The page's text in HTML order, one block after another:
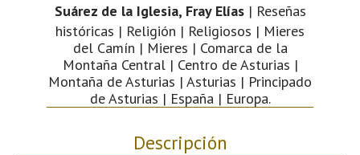
Suárez de la Iglesia, Fray Elías| Reseñas
históricas | Religión | Religiosos | Mieres
del Camín | Mieres | Comarca de la
Montaña Central | Centro de Asturias |
Montaña de Asturias | Asturias | Principado
de Asturias | España | Europa.
Descripción